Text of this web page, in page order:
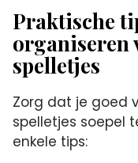
Praktische
organiseren
spelletjes
Zorg dat je goed
spelletjes soepel
enkele tips: